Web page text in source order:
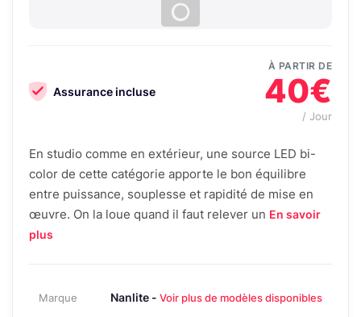
Assurance incluse
À PARTIR DE
40€
/ Jour
En studio comme en extérieur, une source LED bi-
color de cette catégorie apporte le bon équilibre
entre puissance, souplesse et rapidité de mise en
œuvre. On la loue quand il faut relever un En savoir
plus
Marque Nanlite - Voir plus de modèles disponibles